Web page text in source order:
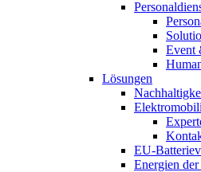
Event
Lösungen
EU-
Energien